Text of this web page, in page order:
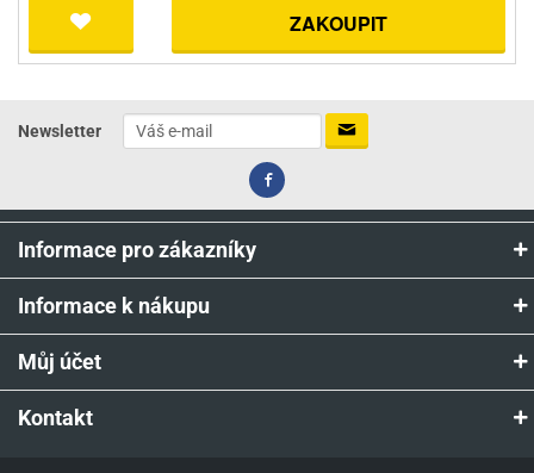
ZAKOUPIT
Newsletter
Informace pro zákazníky
Informace k nákupu
Můj účet
Kontakt